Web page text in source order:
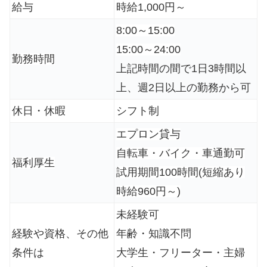
給与 時給1,000円～
勤務時間
8:00～15:00
15:00～24:00
上記時間の間で1日3時間以
上、週2日以上の勤務から可
休日・休暇
シフト制
福利厚生
エプロン貸与
自転車・バイク・車通勤可
試用期間100時間(短縮あり
時給960円～)
経験や資格、その他
条件は
未経験可
年齢・知識不問
大学生・フリーター・主婦